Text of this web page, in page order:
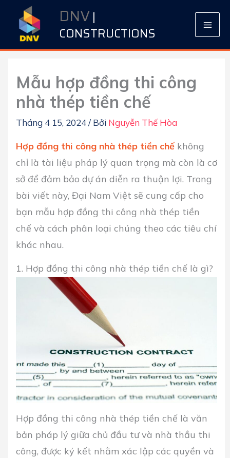
DNV|
CONSTRUCTIONS
Mẫu hợp đồng thi công
nhà thép tiền chế
Tháng 4 15, 2024/ Bởi Nguyễn Thế Hòa
Hợp đồng thi công nhà thép tiền chếkhông
chỉ là tài liệu pháp lý quan trọng mà còn là cơ
sở để đảm bảo dự án diễn ra thuận lợi. Trong
bài viết này, Đại Nam Việt sẽ cung cấp cho
bạn mẫu hợp đồng thi công nhà thép tiền
chế và cách phân loại chúng theo các tiêu chí
khác nhau.
1. Hợp đồng thi công nhà thép tiền chế là gì?
Hợp đồng thi công nhà thép tiền chế là văn
bản pháp lý giữa chủ đầu tư và nhà thầu thi
công, được ký kết nhằm xác lập các quyền và